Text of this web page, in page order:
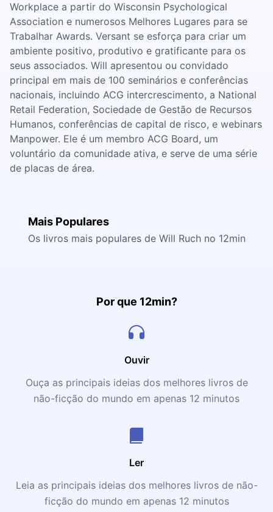
Workplace a partir do Wisconsin Psychological
Association e numerosos Melhores Lugares para se
Trabalhar Awards. Versant se esforça para criar um
ambiente positivo, produtivo e gratificante para os
seus associados. Will apresentou ou convidado
principal em mais de 100 seminários e conferências
nacionais, incluindo ACG intercrescimento, a National
Retail Federation, Sociedade de Gestão de Recursos
Humanos, conferências de capital de risco, e webinars
Manpower. Ele é um membro ACG Board, um
voluntário da comunidade ativa, e serve de uma série
de placas de área.
Mais Populares
Os livros mais populares de Will Ruch no 12min
Por que 12min?
Ouvir
Ouça as principais ideias dos melhores livros de
não-ficção do mundo em apenas 12 minutos
Ler
Leia as principais ideias dos melhores livros de não-
ficção do mundo em apenas 12 minutos